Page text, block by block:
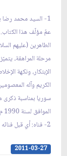
1- السيد محمد رضا
عمّ مؤلّف هذا
مرحلة المراهقة،
الإبتكار، ونكهة
الكريم وآله
الموافق لسنة 1990 م.
2- فناه: أي قبل فنائه وهلاكه.
2011-03-27